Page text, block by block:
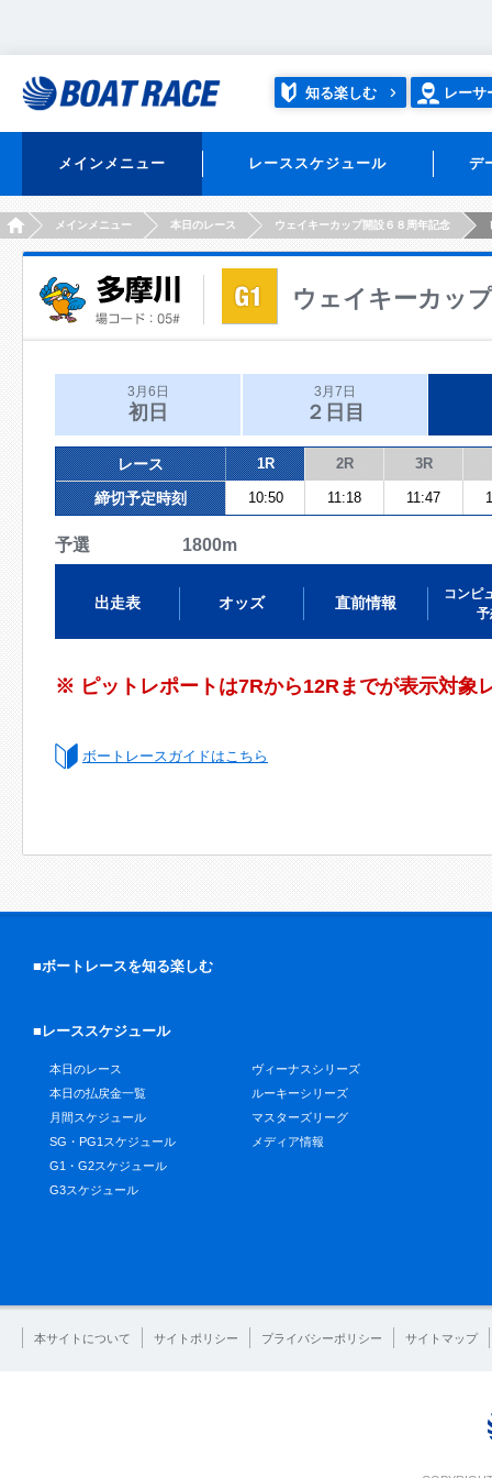
知る楽しむ レーサ
メインメニュー レーススケジュール デ
HOMEメインメニュー 本日のレース ウェイキーカップ開設６８周年記念
ウェイキーカッ
3月6日
初日
3月7日
２日目
レース 1R 2R 3R
締切予定時刻 10:50 11:18 11:47
予選 1800m
出走表 オッズ 直前情報
コンピ
予
※ ピットレポートは7Rから12Rまでが表示対象
ボートレースガイドはこちら
■ボートレースを知る楽しむ
■レーススケジュール
本日のレース
本日の払戻金一覧
月間スケジュール
SG・PG1スケジュール
G1・G2スケジュール
G3スケジュール
ヴィーナスシリーズ
ルーキーシリーズ
マスターズリーグ
メディア情報
本サイトについて サイトポリシー プライバシーポリシー サイトマップ